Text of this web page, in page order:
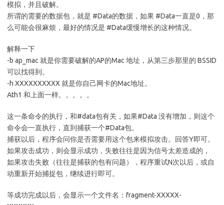
模拟，并且破解。
所谓的需要的数据包，就是 #Data的数据，如果 #Data一直是0，那
么可能会很麻烦，最好的情况是 #Data缓慢增长的这种情况。
解释一下
-b ap_mac 就是你需要破解的AP的Mac 地址，从第三步那里的 BSSID
可以找得到。
-h XXXXXXXXXX 就是你自己网卡的Mac地址。
Ath1 和上面一样。。。。。
这一条命令的执行，和#data包有关，如果#Data 没有增加，则这个
命令会一直执行，直到捕获一个#Data包。
捕获以后，程序会问你是否需要用这个包来模拟攻击。回答Y即可。
如果攻击成功，则会显示成功，失败往往是因为信号太差造成的，
如果攻击失败（往往是捕获的包有问题），程序重试N次以后，或自
动重新开始捕捉包，继续进行即可。
等成功完成以后，会显示一个文件名：fragment-XXXXX-